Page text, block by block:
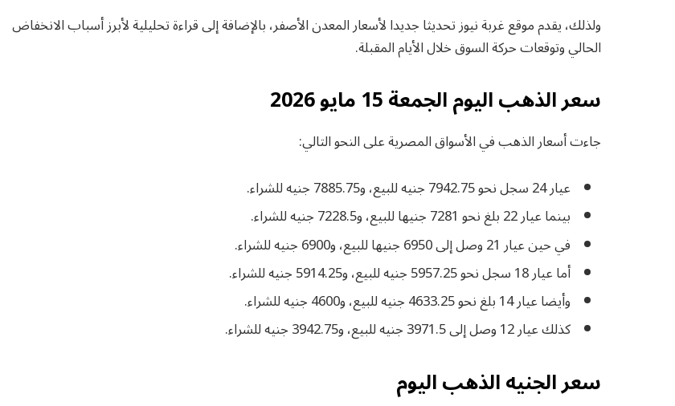
ولذلك، يقدم موقع غربة نيوز تحديثا جديدا لأسعار المعدن الأصفر، بالإضافة إلى قراءة تحليلية لأبرز أسباب الانخفاض
الحالي وتوقعات حركة السوق خلال الأيام المقبلة.
سعر الذهب اليوم الجمعة 15 مايو 2026
جاءت أسعار الذهب في الأسواق المصرية على النحو التالي:
عيار 24 سجل نحو 7942.75 جنيه للبيع، و7885.75 جنيه للشراء.
بينما عيار 22 بلغ نحو 7281 جنيها للبيع، و7228.5 جنيه للشراء.
في حين عيار 21 وصل إلى 6950 جنيها للبيع، و6900 جنيه للشراء.
أما عيار 18 سجل نحو 5957.25 جنيه للبيع، و5914.25 جنيه للشراء.
وأيضا عيار 14 بلغ نحو 4633.25 جنيه للبيع، و4600 جنيه للشراء.
كذلك عيار 12 وصل إلى 3971.5 جنيه للبيع، و3942.75 جنيه للشراء.
سعر الجنيه الذهب اليوم